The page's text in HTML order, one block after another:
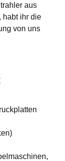
aus
habt ihr die
von uns